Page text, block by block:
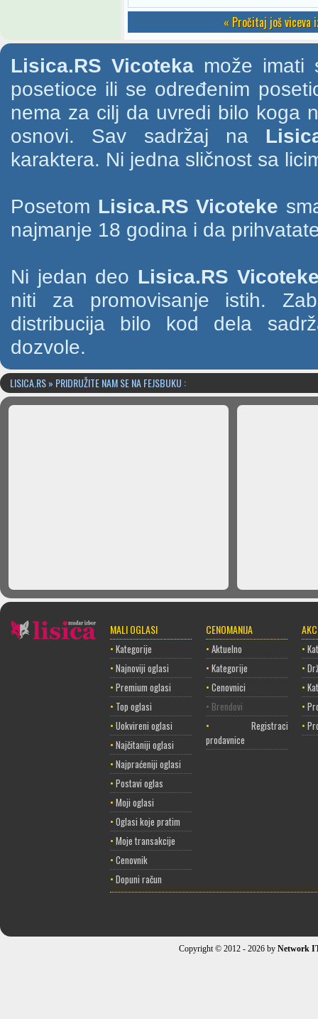
« Pročitaj još viceva
Lisica.RS Vicotekamože imati
posetioce ili se određenim
nema za cilj da uvredi bilo koga
osnovi. Sav sadržaj na
karaktera. Ni jedna sličnost sa
Posetom Lisica.RS Vicoteke
najmanje 18 godina i da
Ni jedan deo Lisica.RS
niti za promovisanje istih.
distribucija bilo kod dela
dozvole.
LISICA.RS » PRIDRUŽITE NAM SE NA FEJSBUKU :
MALI OGLASI
• Kategorije
• Najnoviji oglasi
• Premium oglasi
• Top oglasi
• Uokvireni oglasi
• Najčitaniji oglasi
• Najpraćeniji oglasi
• Postavi oglas
• Moji oglasi
• Oglasi koje pratim
• Moje transakcije
• Cenovnik
• Dopuni račun
CENOMANIJA
• Aktuelno
• Kategorije
• Cenovnici
• Brendovi
• Registracija
prodavnice
•
•
•
•
•
Copyright © 2012 - 2026 by Network